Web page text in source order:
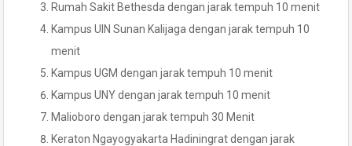
Rumah Sakit Bethesda dengan jarak tempuh 10 menit
Kampus UIN Sunan Kalijaga dengan jarak tempuh 10
menit
Kampus UGM dengan jarak tempuh 10 menit
Kampus UNY dengan jarak tempuh 10 menit
Malioboro dengan jarak tempuh 30 Menit
Keraton Ngayogyakarta Hadiningrat dengan jarak